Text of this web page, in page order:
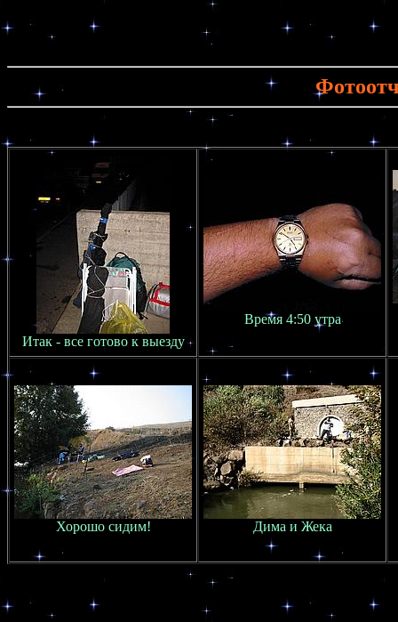
Итак - все готово к выезду
Время 4:50 утра
Хорошо сидим! Дима и Жека